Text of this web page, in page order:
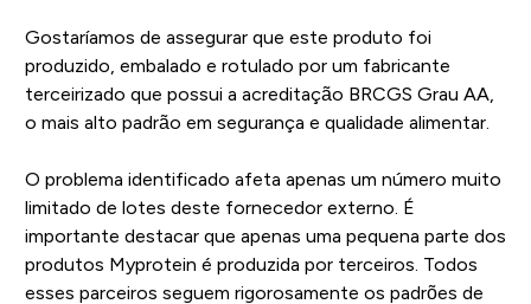
Gostaríamos de assegurar que este produto foi
produzido, embalado e rotulado por um fabricante
terceirizado que possui a acreditação BRCGS Grau AA,
o mais alto padrão em segurança e qualidade alimentar.
O problema identificado afeta apenas um número muito
limitado de lotes deste fornecedor externo. É
importante destacar que apenas uma pequena parte dos
produtos Myprotein é produzida por terceiros. Todos
esses parceiros seguem rigorosamente os padrões de